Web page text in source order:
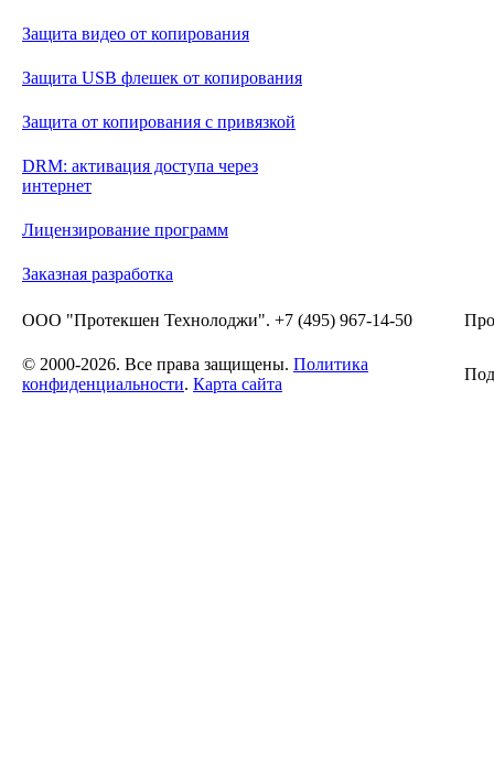
Защита видео от копирования
Защита USB флешек от копирования
Защита от копирования с привязкой
DRM: активация доступа через
интернет
Лицензирование программ
Заказная разработка
ООО "Протекшен Технолоджи". +7 (495) 967-14-50
© 2000-2026. Все права защищены. Политика
конфиденциальности. Карта сайта